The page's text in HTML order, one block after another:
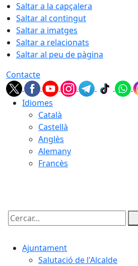
Saltar a la capçalera
Saltar al contingut
Saltar a imatges
Saltar a relacionats
Saltar al peu de pàgina
Contacte
Idiomes
Català
Castellà
Anglès
Alemany
Francès
Cercar:
Ajuntament
Salutació de l'Alcalde